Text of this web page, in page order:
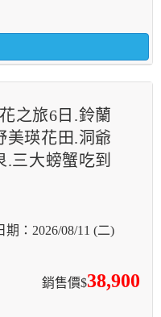
之旅6日.鈴蘭
美瑛花田.洞爺
.三大螃蟹吃到
2026/08/11 (二)
銷售價$38,900